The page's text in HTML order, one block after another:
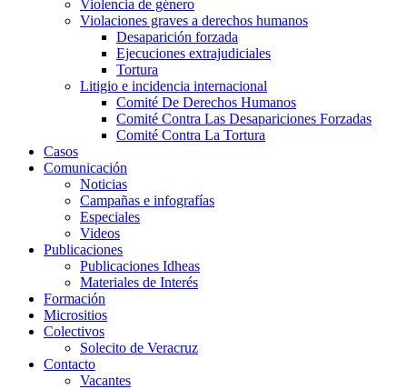
Violencia de género
Violaciones graves a derechos humanos
Desaparición forzada​
Ejecuciones extrajudiciales
Tortura
Litigio e incidencia internacional
Comité De Derechos Humanos​
Comité Contra Las Desapariciones Forzadas
Comité Contra La Tortura​
Casos
Comunicación
Noticias
Campañas e infografías
Especiales
Videos
Publicaciones
Publicaciones Idheas
Materiales de Interés
Formación
Micrositios
Colectivos
Solecito de Veracruz
Contacto
Vacantes